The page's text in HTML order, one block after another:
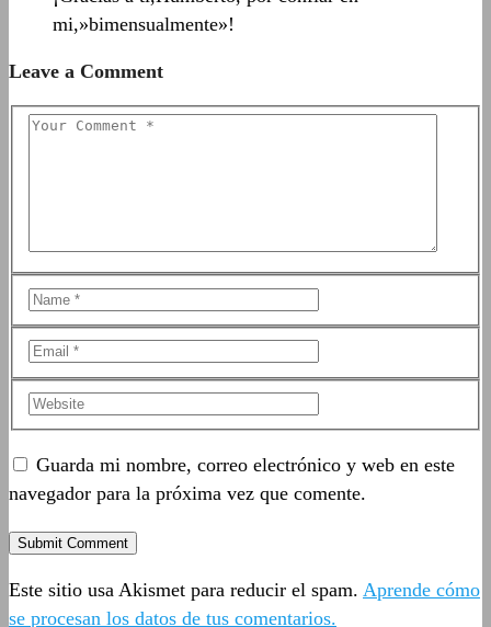
mi,»bimensualmente»!
Leave a Comment
Guarda mi nombre, correo electrónico y web en este
navegador para la próxima vez que comente.
Este sitio usa Akismet para reducir el spam. Aprende cómo
se procesan los datos de tus comentarios.